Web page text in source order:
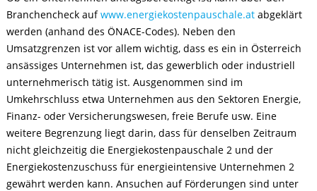
Branchencheck aufwww.energiekostenpauschale.at abgeklärt
werden (anhand des ÖNACE-Codes). Neben den
Umsatzgrenzen ist vor allem wichtig, dass es ein in Österreich
ansässiges Unternehmen ist, das gewerblich oder industriell
unternehmerisch tätig ist. Ausgenommen sind im
Umkehrschluss etwa Unternehmen aus den Sektoren Energie,
Finanz- oder Versicherungswesen, freie Berufe usw. Eine
weitere Begrenzung liegt darin, dass für denselben Zeitraum
nicht gleichzeitig die Energiekostenpauschale 2 und der
Energiekostenzuschuss für energieintensive Unternehmen 2
gewährt werden kann. Ansuchen auf Förderungen sind unter